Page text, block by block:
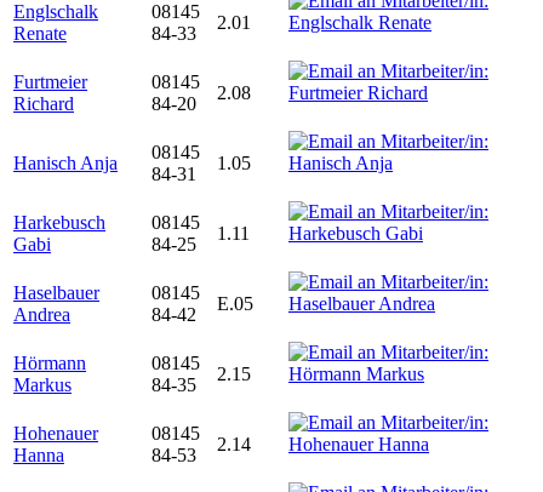
Englschalk
Renate
08145
84-33
2.01
Furtmeier
Richard
08145
84-20
2.08
Hanisch Anja
08145
84-31
1.05
Harkebusch
Gabi
08145
84-25
1.11
Haselbauer
Andrea
08145
84-42
E.05
Hörmann
Markus
08145
84-35
2.15
Hohenauer
Hanna
08145
84-53
2.14